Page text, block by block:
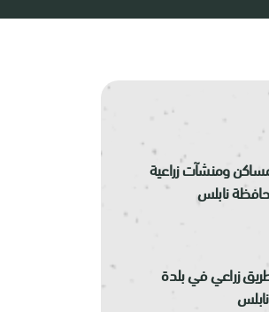
ومنشآت زراعية
نابلس
زراعي في بلدة